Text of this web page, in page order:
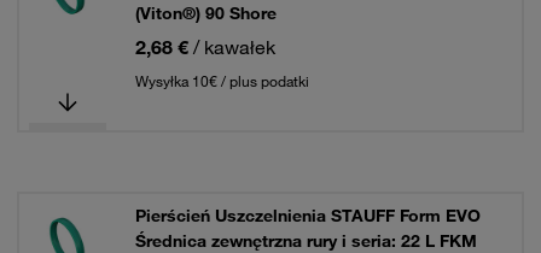
(Viton®) 90 Shore
2,68 € / kawałek
Wysyłka 10€ / plus podatki
Pierścień Uszczelnienia STAUFF Form EVO
Średnica zewnętrzna rury i seria: 22 L FKM